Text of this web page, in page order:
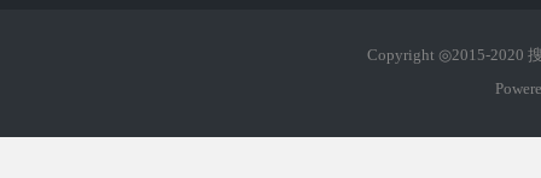
Copyright ◎2015-2020